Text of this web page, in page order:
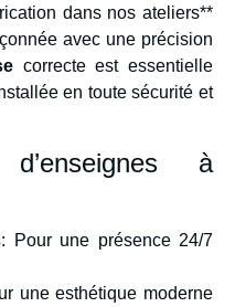
dans nos ateliers**
avec une précision
correcte est essentielle
en toute sécurité et
à
: Pour une présence 24/7
une esthétique moderne